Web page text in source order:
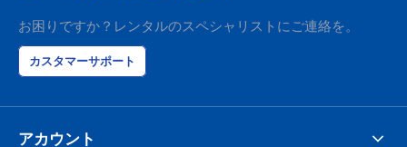
お困りですか？レンタルのスペシャリストにご連絡を。
カスタマーサポート
アカウント